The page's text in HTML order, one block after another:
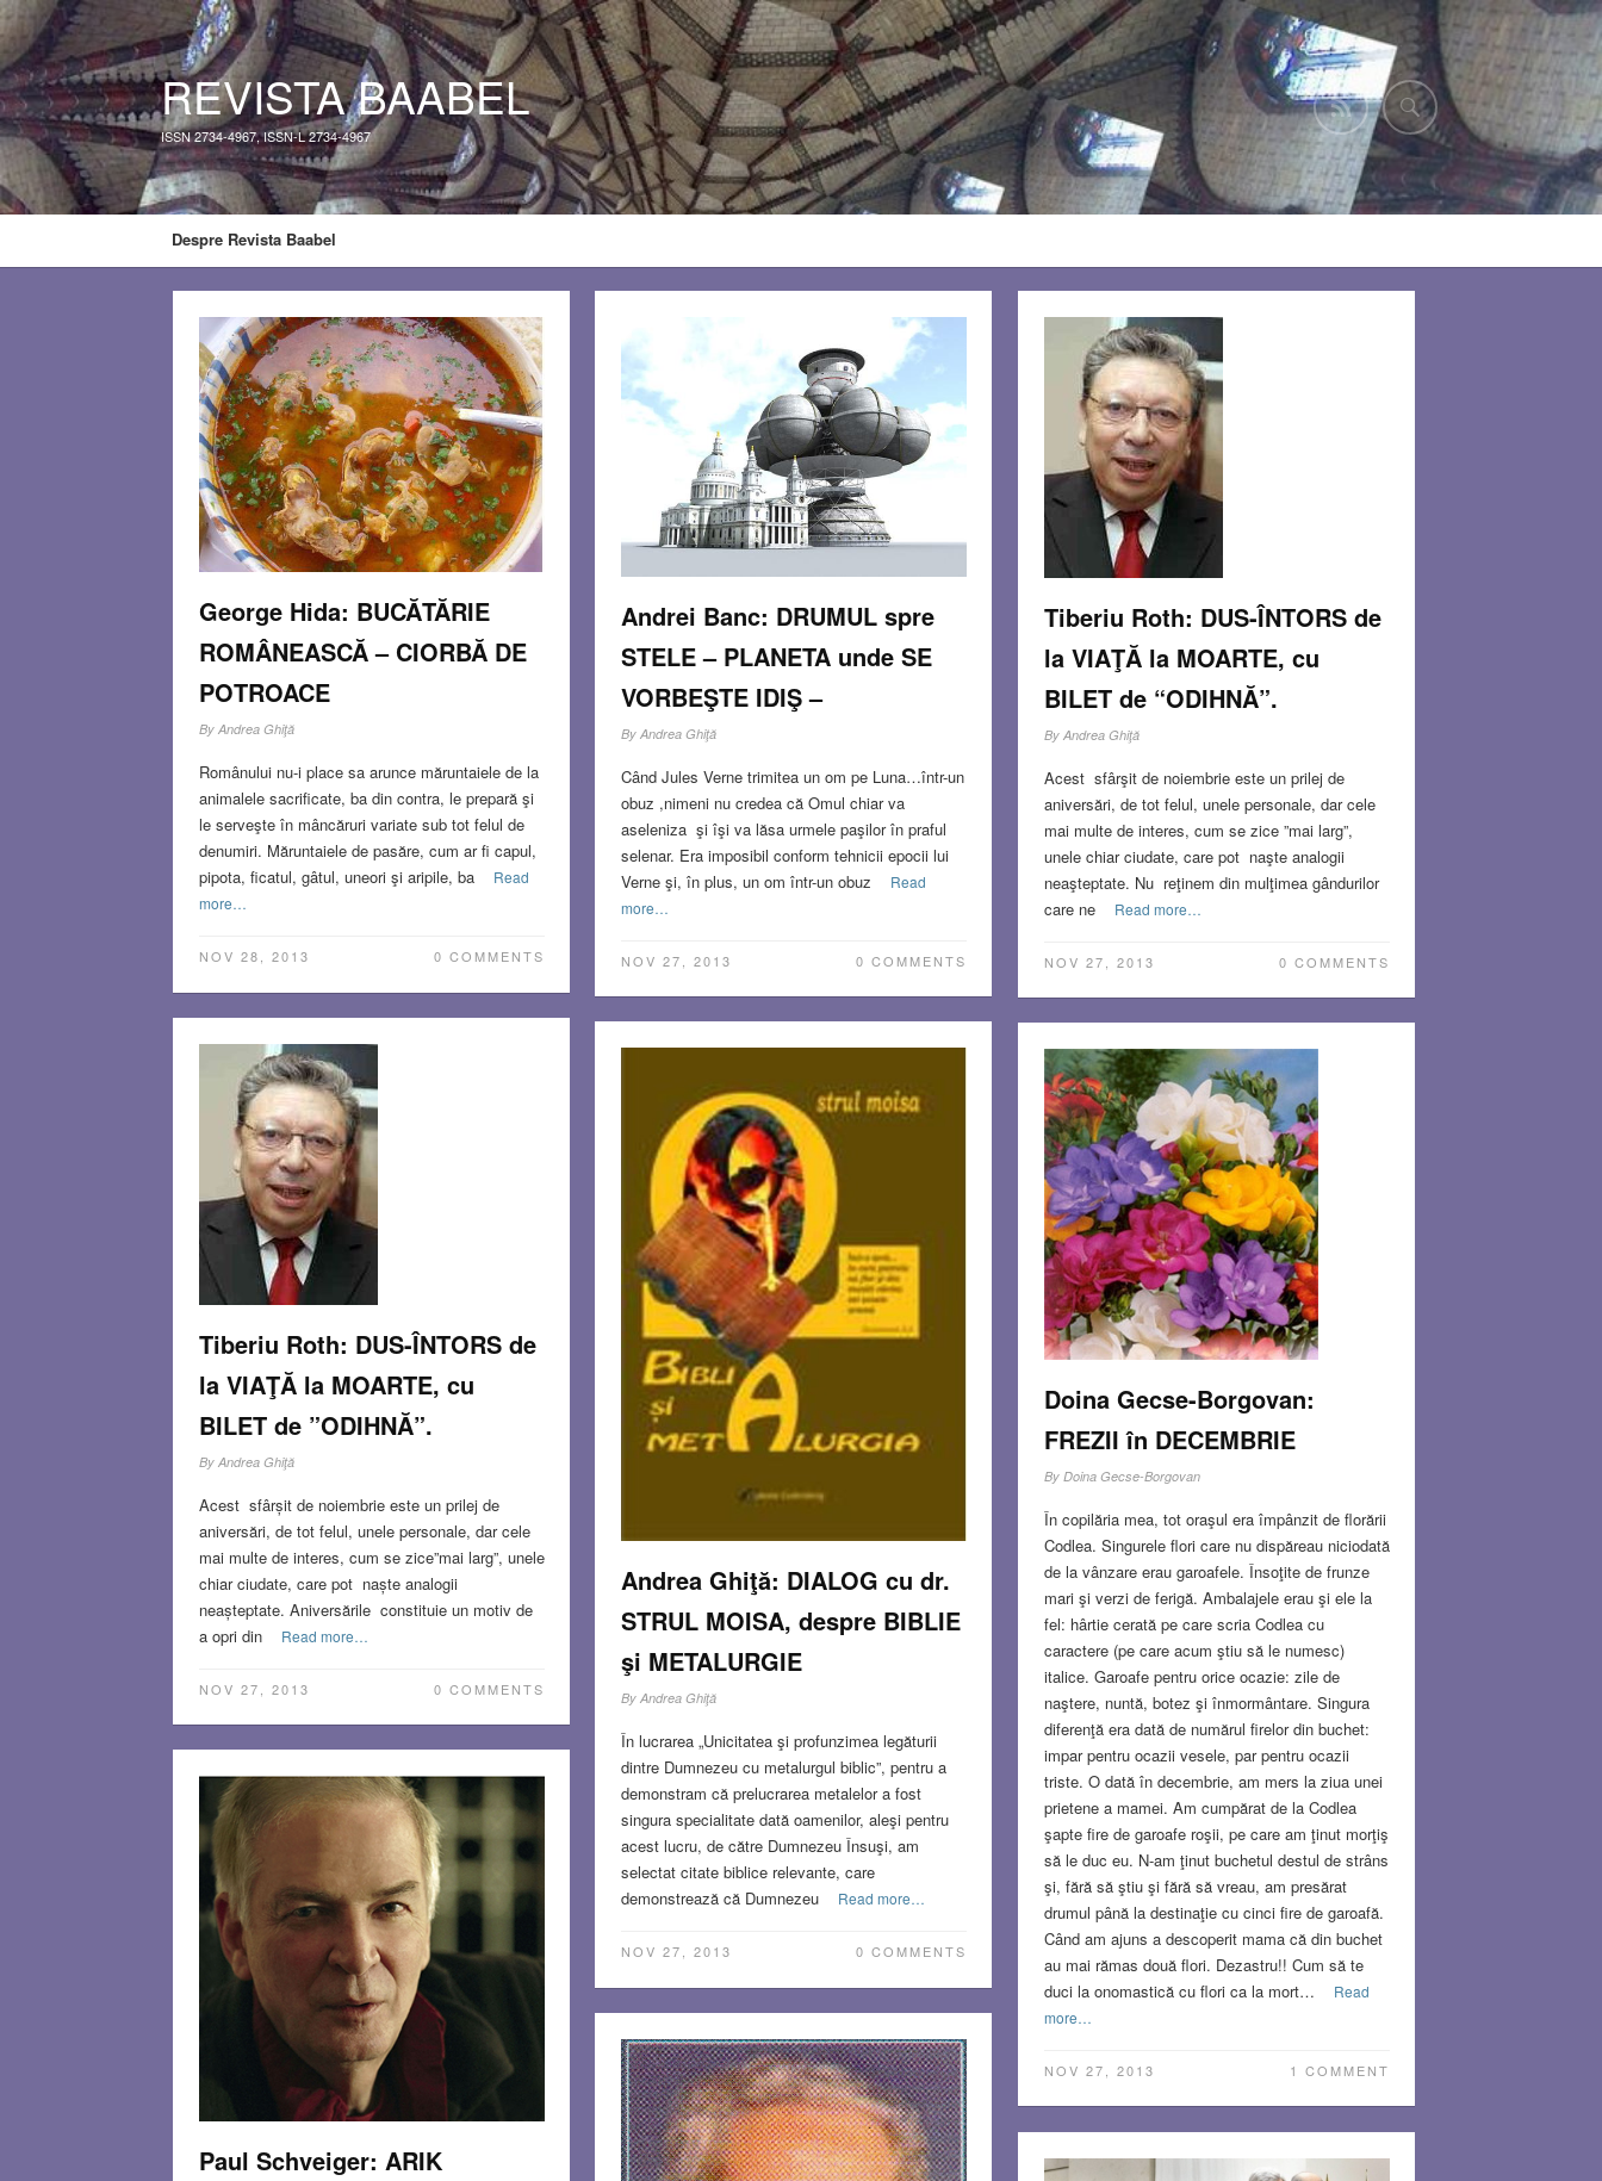
REVISTA BAABEL
ISSN 2734-4967, ISSN-L 2734-4967
Despre Revista Baabel
George Hida: BUCĂTĂRIE
ROMÂNEASCĂ – CIORBĂ DE
POTROACE
By Andrea Ghiţă
Românului nu-i place sa arunce măruntaiele de la
animalele sacrificate, ba din contra, le prepară şi
le serveşte în mâncăruri variate sub tot felul de
denumiri. Măruntaiele de pasăre, cum ar fi capul,
pipota, ficatul, gâtul, uneori şi aripile, ba
Read
more…
NOV 28, 2013 0 COMMENTS
Andrei Banc: DRUMUL spre
STELE – PLANETA unde SE
VORBEŞTE IDIŞ –
By Andrea Ghiţă
Când Jules Verne trimitea un om pe Luna…într-un
obuz ,nimeni nu credea că Omul chiar va
aseleniza şi îşi va lăsa urmele paşilor în praful
selenar. Era imposibil conform tehnicii epocii lui
Verne şi, în plus, un om într-un obuz
Read
more…
NOV 27, 2013 0 COMMENTS
Tiberiu Roth: DUS-ÎNTORS de
la VIAŢĂ la MOARTE, cu
BILET de “ODIHNĂ”.
By Andrea Ghiţă
Acest sfârşit de noiembrie este un prilej de
aniversări, de tot felul, unele personale, dar cele
mai multe de interes, cum se zice ”mai larg”,
unele chiar ciudate, care pot naşte analogii
neaşteptate. Nu reţinem din mulţimea gândurilor
care ne
Read more…
NOV 27, 2013 0 COMMENTS
Tiberiu Roth: DUS-ÎNTORS de
la VIAŢĂ la MOARTE, cu
BILET de ”ODIHNĂ”.
By Andrea Ghiţă
Acest sfârșit de noiembrie este un prilej de
aniversări, de tot felul, unele personale, dar cele
mai multe de interes, cum se zice”mai larg”, unele
chiar ciudate, care pot naște analogii
neașteptate. Aniversările constituie un motiv de
a opri din
Read more…
NOV 27, 2013 0 COMMENTS
Andrea Ghiţă: DIALOG cu dr.
STRUL MOISA, despre BIBLIE
şi METALURGIE
By Andrea Ghiţă
În lucrarea „Unicitatea şi profunzimea legăturii
dintre Dumnezeu cu metalurgul biblic”, pentru a
demonstram că prelucrarea metalelor a fost
singura specialitate dată oamenilor, aleşi pentru
acest lucru, de către Dumnezeu Însuşi, am
selectat citate biblice relevante, care
demonstrează că Dumnezeu
Read more…
NOV 27, 2013 0 COMMENTS
Doina Gecse-Borgovan:
FREZII în DECEMBRIE
By Doina Gecse-Borgovan
În copilăria mea, tot oraşul era împânzit de florării
Codlea. Singurele flori care nu dispăreau niciodată
de la vânzare erau garoafele. Însoţite de frunze
mari şi verzi de ferigă. Ambalajele erau şi ele la
fel: hârtie cerată pe care scria Codlea cu
caractere (pe care acum ştiu să le numesc)
italice. Garoafe pentru orice ocazie: zile de
naştere, nuntă, botez şi înmormântare. Singura
diferenţă era dată de numărul firelor din buchet:
impar pentru ocazii vesele, par pentru ocazii
triste. O dată în decembrie, am mers la ziua unei
prietene a mamei. Am cumpărat de la Codlea
şapte fire de garoafe roşii, pe care am ţinut morţiş
să le duc eu. N-am ţinut buchetul destul de strâns
şi, fără să ştiu şi fără să vreau, am presărat
drumul până la destinaţie cu cinci fire de garoafă.
Când am ajuns a descoperit mama că din buchet
au mai rămas două flori. Dezastru!! Cum să te
duci la onomastică cu flori ca la mort…
Read
more…
NOV 27, 2013 1 COMMENT
Paul Schveiger: ARIK